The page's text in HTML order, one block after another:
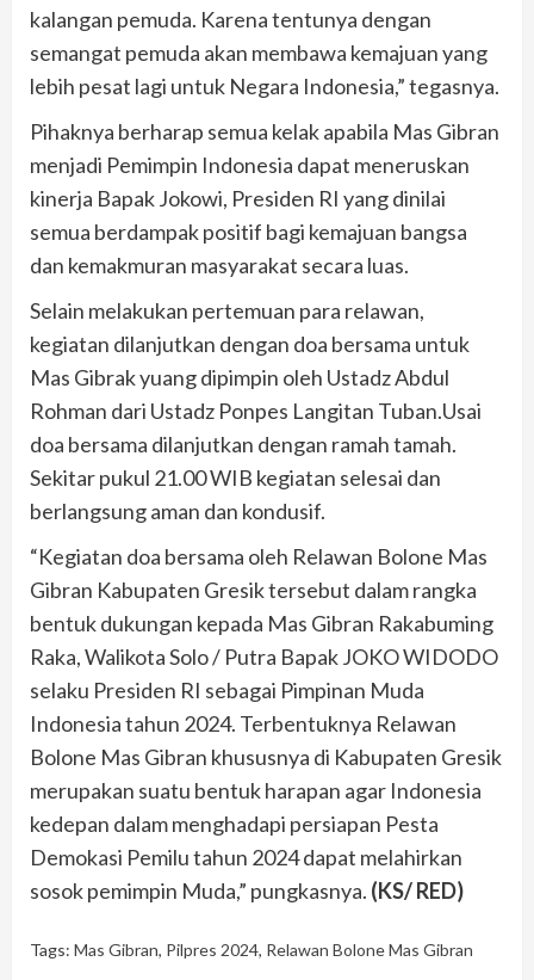
kalangan pemuda. Karena tentunya dengan
semangat pemuda akan membawa kemajuan yang
lebih pesat lagi untuk Negara Indonesia,” tegasnya.
Pihaknya berharap semua kelak apabila Mas Gibran
menjadi Pemimpin Indonesia dapat meneruskan
kinerja Bapak Jokowi, Presiden RI yang dinilai
semua berdampak positif bagi kemajuan bangsa
dan kemakmuran masyarakat secara luas.
Selain melakukan pertemuan para relawan,
kegiatan dilanjutkan dengan doa bersama untuk
Mas Gibrak yuang dipimpin oleh Ustadz Abdul
Rohman dari Ustadz Ponpes Langitan Tuban.Usai
doa bersama dilanjutkan dengan ramah tamah.
Sekitar pukul 21.00 WIB kegiatan selesai dan
berlangsung aman dan kondusif.
“Kegiatan doa bersama oleh Relawan Bolone Mas
Gibran Kabupaten Gresik tersebut dalam rangka
bentuk dukungan kepada Mas Gibran Rakabuming
Raka, Walikota Solo / Putra Bapak JOKO WIDODO
selaku Presiden RI sebagai Pimpinan Muda
Indonesia tahun 2024. Terbentuknya Relawan
Bolone Mas Gibran khususnya di Kabupaten Gresik
merupakan suatu bentuk harapan agar Indonesia
kedepan dalam menghadapi persiapan Pesta
Demokasi Pemilu tahun 2024 dapat melahirkan
sosok pemimpin Muda,” pungkasnya. (KS/ RED)
Tags: Mas Gibran, Pilpres 2024, Relawan Bolone Mas Gibran